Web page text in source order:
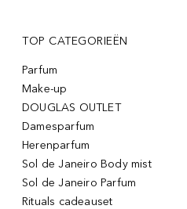
TOP CATEGORIEËN
Parfum
Make-up
DOUGLAS OUTLET
Damesparfum
Herenparfum
Sol de Janeiro Body mist
Sol de Janeiro Parfum
Rituals cadeauset